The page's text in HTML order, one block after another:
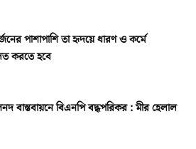
পাশাপাশি তা হৃদয়ে ধারণ ও কর্মে
করতে হবে
বাস্তবায়নে বিএনপি বদ্ধপরিকর : মীর হেলাল